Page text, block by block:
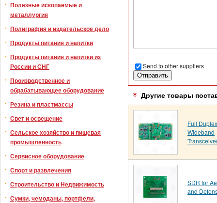
Полезные ископаемые и
металлургия
Полиграфия и издательское дело
Продукты питания и напитки
Продукты питания и напитки из
России и СНГ
Производственное и
обрабатывающее оборудование
Резина и пластмассы
Свет и освещение
Сельское хозяйство и пищевая
промышленность
Сервисное оборудование
Спорт и развлечения
Строительство и Недвижимость
Сумки, чемоданы, портфели,
Send to other suppliers
Другие товары
Full Duplex
Wideband
SDR for
and